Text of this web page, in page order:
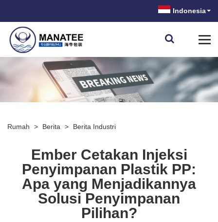
Indonesia
Rumah > Berita > Berita Industri
Ember Cetakan Injeksi
Penyimpanan Plastik PP:
Apa yang Menjadikannya
Solusi Penyimpanan
Pilihan?